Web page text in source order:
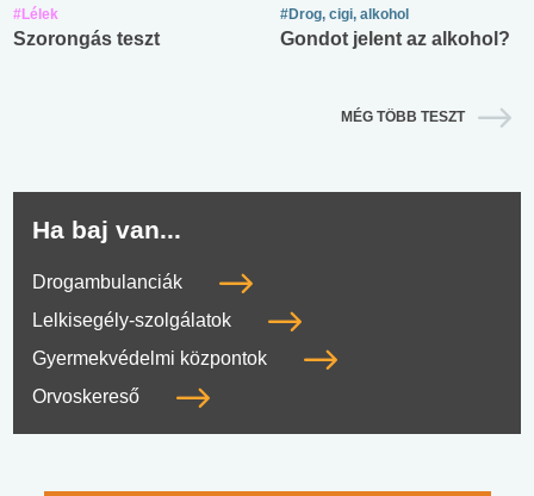
#Lélek
Szorongás teszt
#Drog, cigi, alkohol
Gondot jelent az alkohol?
MÉG TÖBB TESZT
Ha baj van...
Drogambulanciák
Lelkisegély-szolgálatok
Gyermekvédelmi központok
Orvoskereső